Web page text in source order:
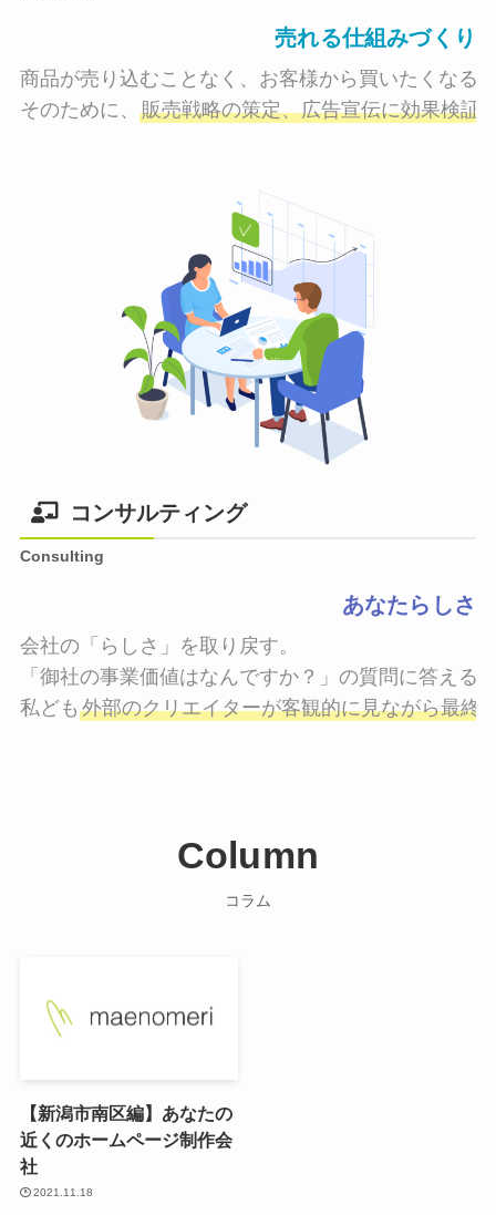
売れる仕組みづくり
商品が売り込むことなく、お客様から買いたくなる
そのために、 販売戦略の策定、広告宣伝に効果検証
コンサルティング
Consulting
あなたらしさ
会社の「らしさ」を取り戻す。
「御社の事業価値はなんですか？」の質問に答える
私ども 外部のクリエイターが客観的に見ながら最終
Column
コラム
【新潟市南区編】あなたの
近くのホームページ制作会
社
2021.11.18